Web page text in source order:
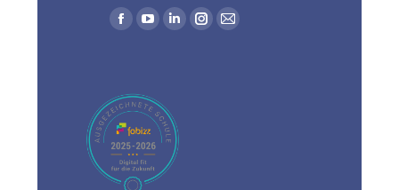
Find us on:
Facebook
in
new
window
YouTube
in
new
window
Linkedin
new
window
Instagram
Mail